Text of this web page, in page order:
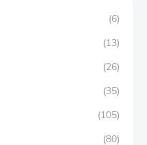
(6)
(13)
(26)
(35)
(105)
(80)